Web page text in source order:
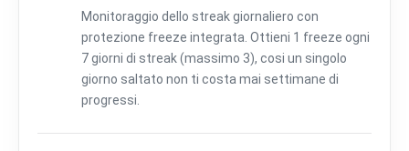
Monitoraggio dello streak giornaliero con
protezione freeze integrata. Ottieni 1 freeze ogni
7 giorni di streak (massimo 3), cosi un singolo
giorno saltato non ti costa mai settimane di
progressi.